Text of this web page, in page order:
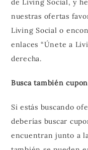
de Living Social, y
nuestras ofertas
Living Social o
enlaces “Únete a
derecha.
Busca también
Si estás buscando
deberías buscar
encuentran junto a